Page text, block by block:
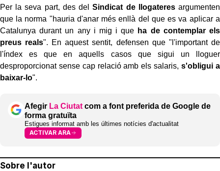
Per la seva part, des delSindicat de llogateresargumenten
que la norma "hauria d'anar més enllà del que es va aplicar a
Catalunya durant un any i mig i que ha de contemplar els
preus reals". En aquest sentit, defensen que "l'important de
l'índexes que en aquells casos que sigui un lloguer
desproporcionat sense cap relació amb els salaris,s'obligui a
baixar-lo".
Afegir La Ciutat com a font preferida de Google de
forma gratuïta
Estigues informat amb les últimes notícies d'actualitat
ACTIVAR ARA
Sobre l'autor